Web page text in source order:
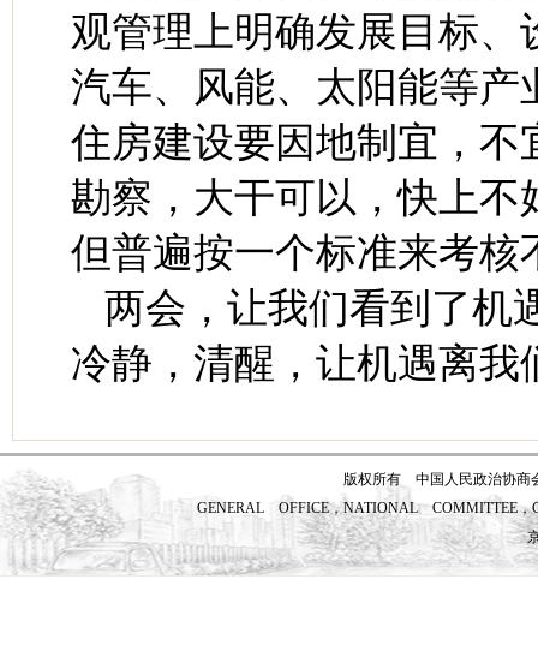
观管理上明确发展目标
汽车、风能、太阳能等产
住房建设要因地制宜，不
勘察，大干可以，快上不
但普遍按一个标准来考核
两会，让我们看到了机
冷静，清醒，让机遇离
版权所有 中国人民政治协商
GENERAL OFFICE，NATIONAL COMMITTEE，